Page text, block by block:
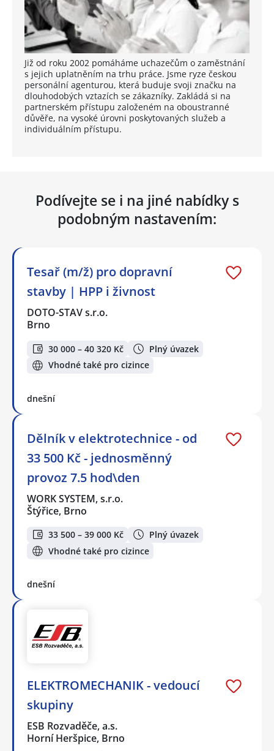
Již od roku 2002 pomáháme uchazečům o zaměstnání
s jejich uplatněním na trhu práce. Jsme ryze českou
personální agenturou, která buduje svoji značku na
dlouhodobých vztazích se zákazníky. Zakládá si na
partnerském přístupu založeném na oboustranné
důvěře, na vysoké úrovni poskytovaných služeb a
individuálním přístupu.
Podívejte se i na jiné nabídky s
podobným nastavením:
Tesař (m/ž) pro dopravní
stavby | HPP i živnost
DOTO-STAV s.r.o.
Brno
30 000 – 40 320 Kč
Plný úvazek
Vhodné také pro cizince
dnešní
Dělník v elektrotechnice - od
33 500 Kč - jednosměnný
provoz 7.5 hod\den
WORK SYSTEM, s.r.o.
Štýřice, Brno
33 500 – 39 000 Kč
Plný úvazek
Vhodné také pro cizince
dnešní
ELEKTROMECHANIK - vedoucí
skupiny
ESB Rozvaděče, a.s.
Horní Heršpice, Brno